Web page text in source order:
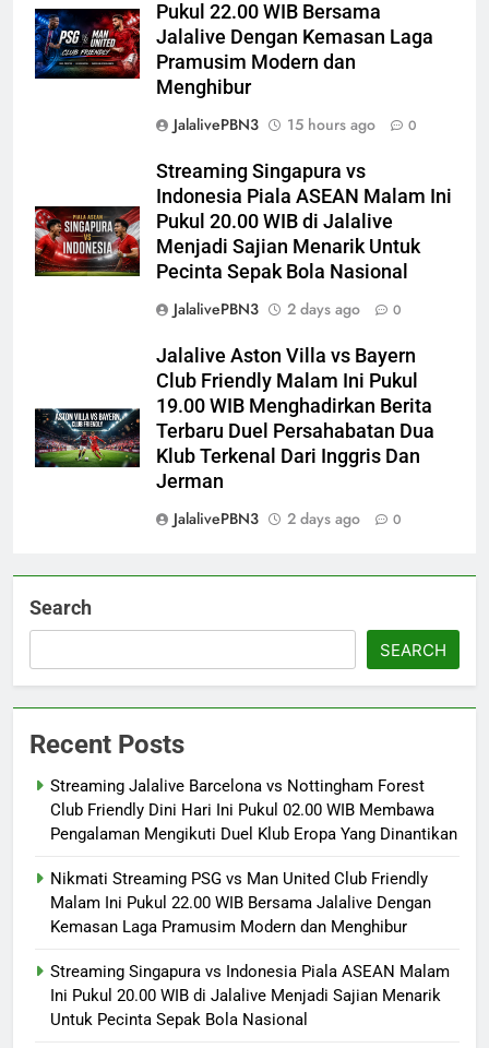
Pukul 22.00 WIB Bersama
Jalalive Dengan Kemasan Laga
Pramusim Modern dan
Menghibur
JalalivePBN3
15 hours ago 0
Streaming Singapura vs
Indonesia Piala ASEAN Malam Ini
Pukul 20.00 WIB di Jalalive
Menjadi Sajian Menarik Untuk
Pecinta Sepak Bola Nasional
JalalivePBN3
2 days ago 0
Jalalive Aston Villa vs Bayern
Club Friendly Malam Ini Pukul
19.00 WIB Menghadirkan Berita
Terbaru Duel Persahabatan Dua
Klub Terkenal Dari Inggris Dan
Jerman
JalalivePBN3
2 days ago 0
Search
SEARCH
Recent Posts
Streaming Jalalive Barcelona vs Nottingham Forest
Club Friendly Dini Hari Ini Pukul 02.00 WIB Membawa
Pengalaman Mengikuti Duel Klub Eropa Yang Dinantikan
Nikmati Streaming PSG vs Man United Club Friendly
Malam Ini Pukul 22.00 WIB Bersama Jalalive Dengan
Kemasan Laga Pramusim Modern dan Menghibur
Streaming Singapura vs Indonesia Piala ASEAN Malam
Ini Pukul 20.00 WIB di Jalalive Menjadi Sajian Menarik
Untuk Pecinta Sepak Bola Nasional